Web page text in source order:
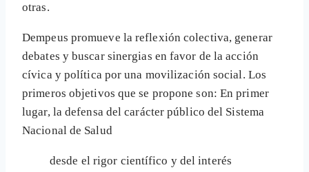
otras.
Dempeus promueve la reflexión colectiva, generar
debates y buscar sinergias en favor de la acción
cívica y política por una movilización social. Los
primeros objetivos que se propone son: En primer
lugar, la defensa del carácter público del Sistema
Nacional de Salud
desde el rigor científico y del interés